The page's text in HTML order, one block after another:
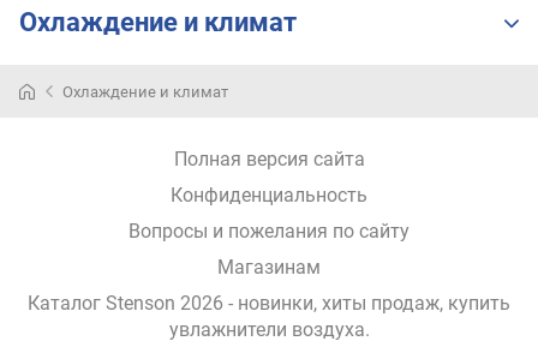
м
п
а
Охлаждение и климат
Охлаждение и климат
Полная версия сайта
Конфиденциальность
Вопросы и пожелания по сайту
Магазинам
Каталог Stenson 2026 - новинки, хиты продаж, купить
увлажнители воздуха.